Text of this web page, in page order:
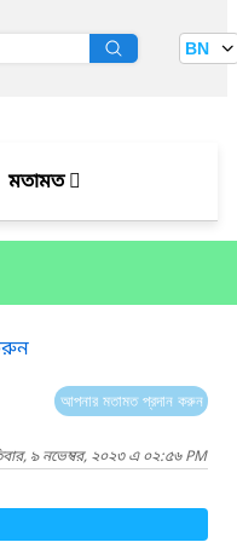
BN
মতামত
আপনার মতামত প্রদান করুন
৯ নভেম্বর, ২০২৩ এ ০২:৫৬ PM